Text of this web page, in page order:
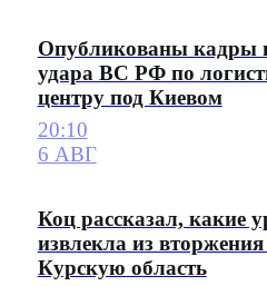
Опубликованы кадры
удара ВС РФ по
центру под Киевом
20:10
6 АВГ
Коц рассказал, какие
извлекла из
Курскую область